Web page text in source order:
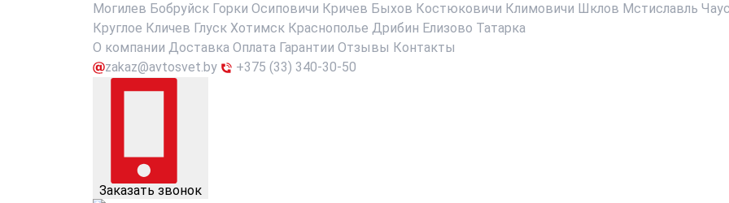
Могилев Бобруйск Горки Осиповичи Кричев Быхов Костюковичи Климовичи Шклов Мстиславль
Круглое Кличев Глуск Хотимск Краснополье Дрибин Елизово Татарка
О компании Доставка Оплата Гарантии Отзывы Контакты
zakaz@avtosvet.by
+375 (33) 340-30-50
Заказать звонок